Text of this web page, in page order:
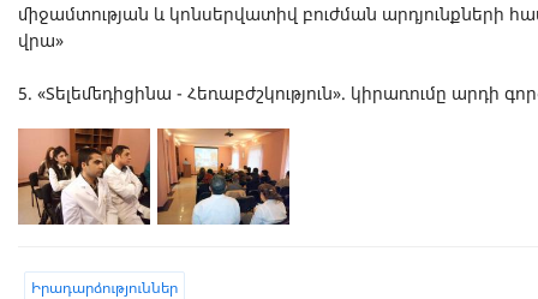
միջամտության և կոնսերվատիվ բուժման արդյունքների
վրա»
5. «Տելեմեդիցինա - Հեռաբժշկություն». կիրառումը արդի
Իրադարձություններ